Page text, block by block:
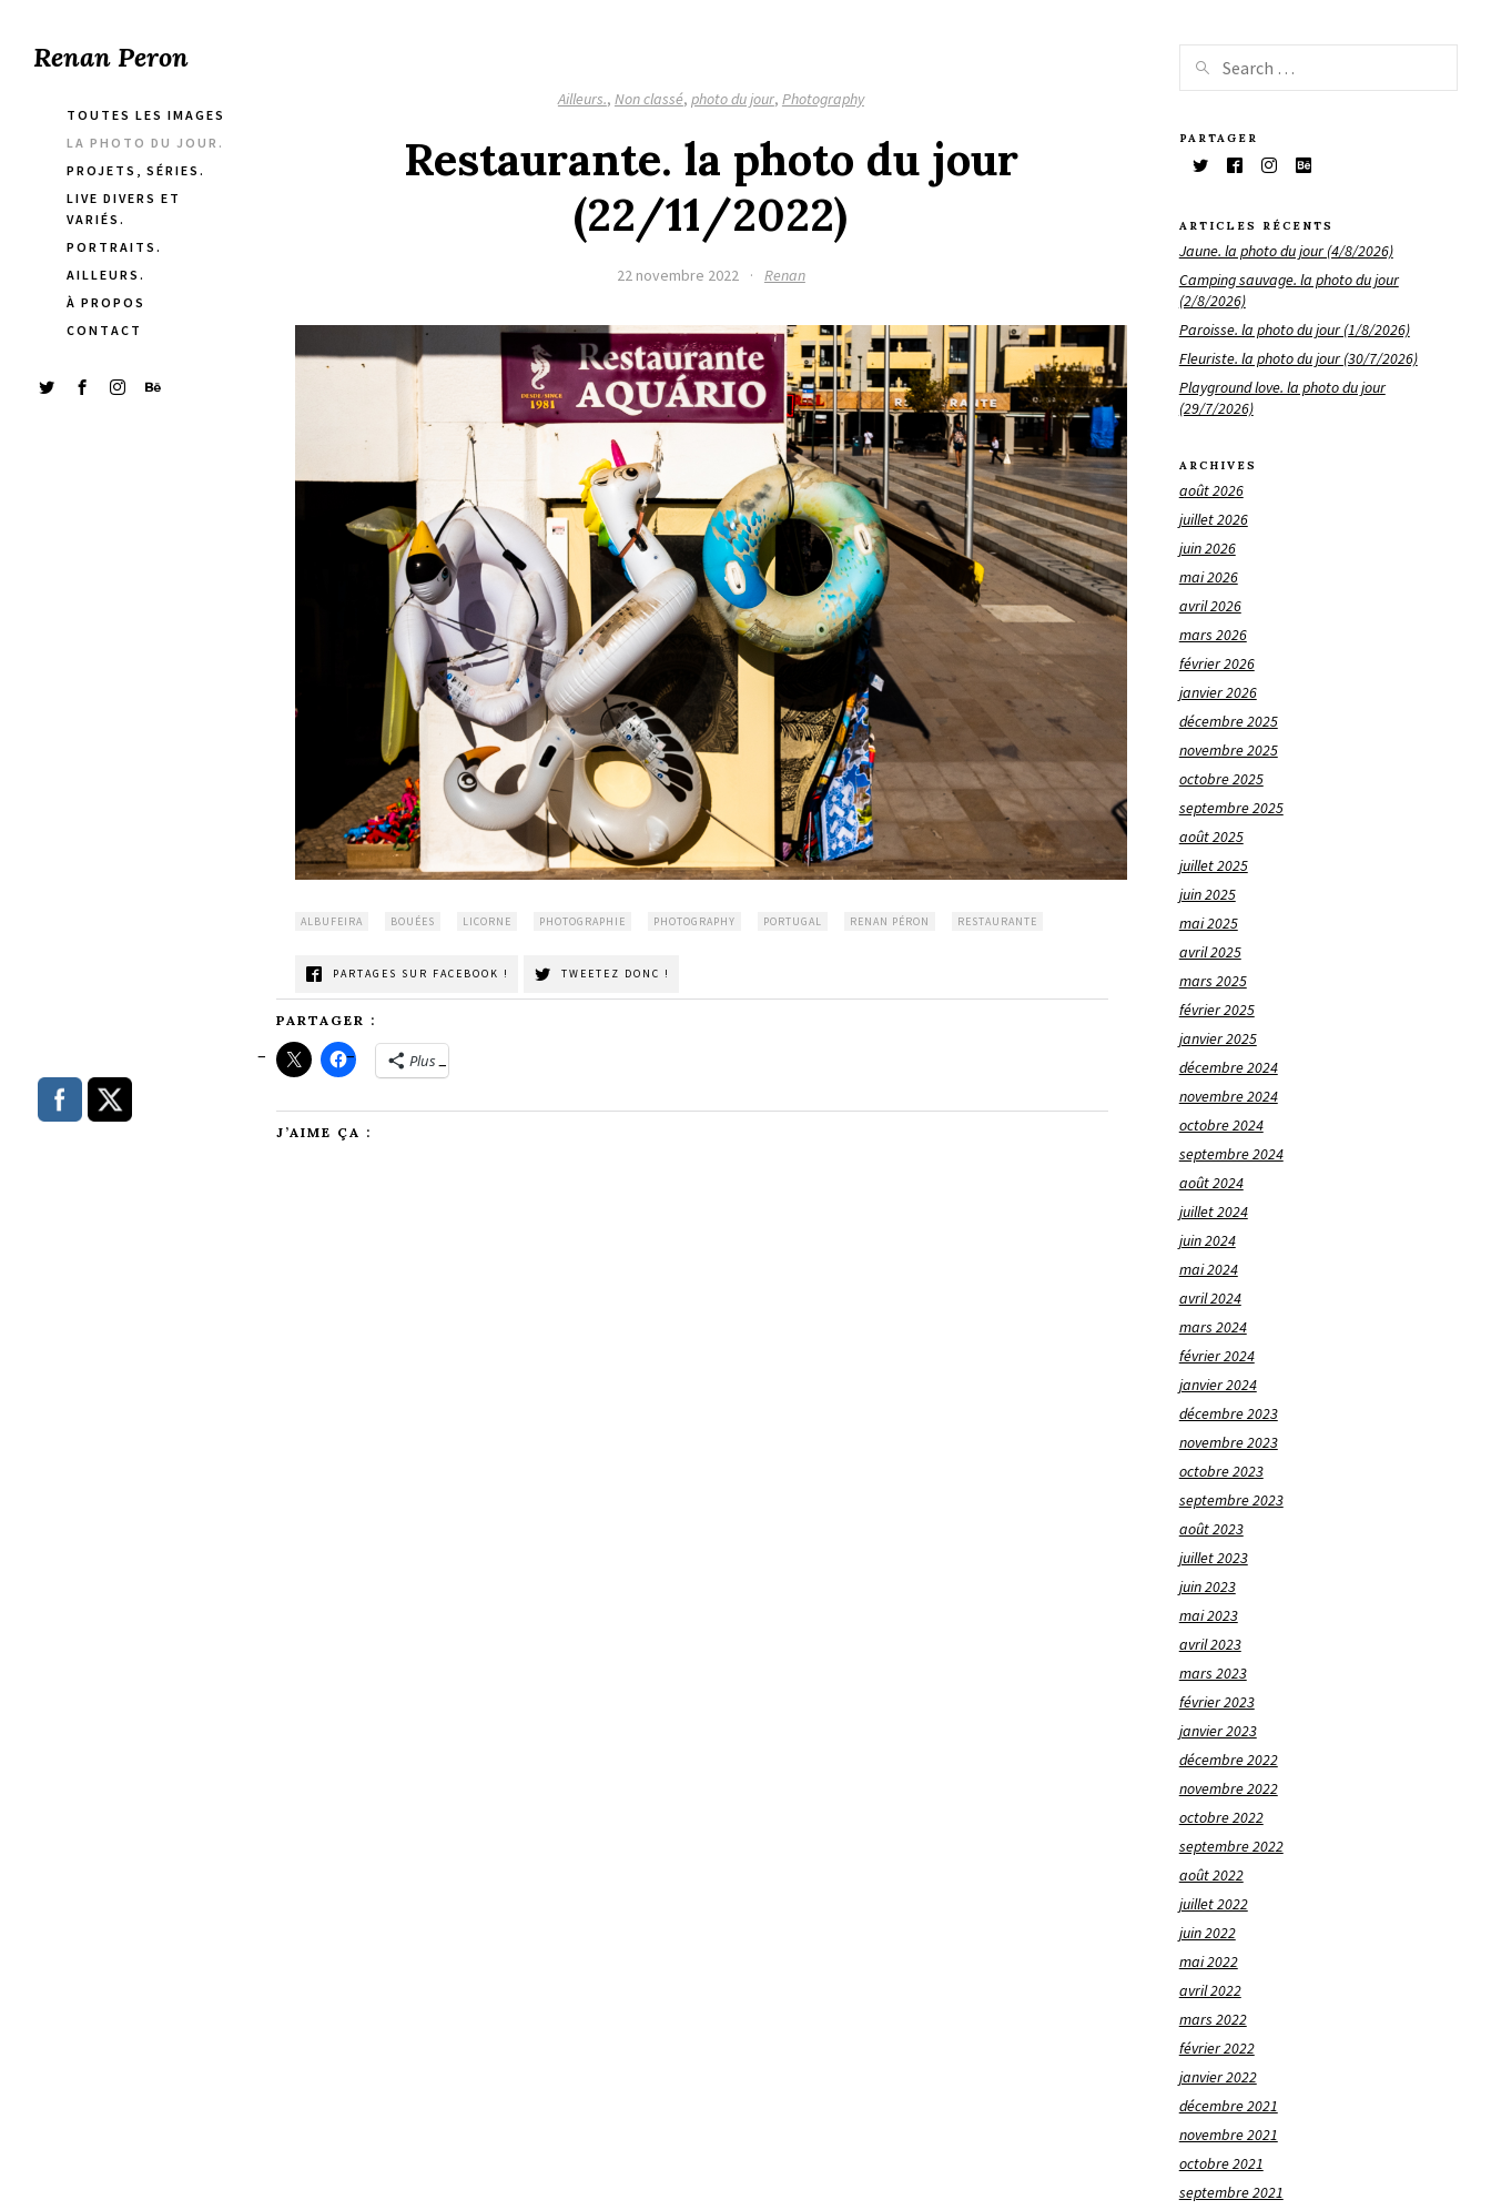
Renan Peron
TOUTES LES IMAGES
LA PHOTO DU JOUR.
PROJETS, SÉRIES.
LIVE DIVERS ET
VARIÉS.
PORTRAITS.
AILLEURS.
À PROPOS
CONTACT
Ailleurs., Non classé, photo du jour, Photography
Restaurante. la photo du jour
(22/11/2022)
22 novembre 2022 · Renan
ALBUFEIRA BOUÉES LICORNE PHOTOGRAPHIE PHOTOGRAPHY PORTUGAL RENAN PÉRON RESTAURANTE
PARTAGES SUR FACEBOOK ! TWEETEZ DONC !
PARTAGER :
Plus
J’AIME ÇA :
PARTAGER
ARTICLES RÉCENTS
Jaune. la photo du jour (4/8/2026)
Camping sauvage. la photo du jour
(2/8/2026)
Paroisse. la photo du jour (1/8/2026)
Fleuriste. la photo du jour (30/7/2026)
Playground love. la photo du jour
(29/7/2026)
ARCHIVES
août 2026
juillet 2026
juin 2026
mai 2026
avril 2026
mars 2026
février 2026
janvier 2026
décembre 2025
novembre 2025
octobre 2025
septembre 2025
août 2025
juillet 2025
juin 2025
mai 2025
avril 2025
mars 2025
février 2025
janvier 2025
décembre 2024
novembre 2024
octobre 2024
septembre 2024
août 2024
juillet 2024
juin 2024
mai 2024
avril 2024
mars 2024
février 2024
janvier 2024
décembre 2023
novembre 2023
octobre 2023
septembre 2023
août 2023
juillet 2023
juin 2023
mai 2023
avril 2023
mars 2023
février 2023
janvier 2023
décembre 2022
novembre 2022
octobre 2022
septembre 2022
août 2022
juillet 2022
juin 2022
mai 2022
avril 2022
mars 2022
février 2022
janvier 2022
décembre 2021
novembre 2021
octobre 2021
septembre 2021